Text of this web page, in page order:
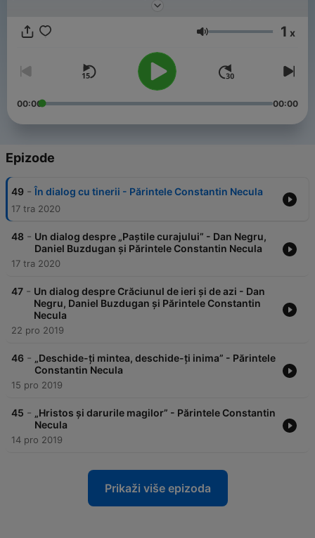
noul nostru playlist de Spotify, apoi dați-le de veste și
Glasnoća 1 x
00:00 00:00
Epizode
49 - În dialog cu tinerii - Părintele Constantin Necula
17 tra 2020
48 - Un dialog despre „Paștile curajului” - Dan Negru,
Daniel Buzdugan și Părintele Constantin Necula
17 tra 2020
47 - Un dialog despre Crăciunul de ieri și de azi - Dan
Negru, Daniel Buzdugan și Părintele Constantin
Necula
22 pro 2019
46 - „Deschide-ți mintea, deschide-ți inima” - Părintele
Constantin Necula
15 pro 2019
45 - „Hristos și darurile magilor” - Părintele Constantin
Necula
14 pro 2019
Prikaži više epizoda